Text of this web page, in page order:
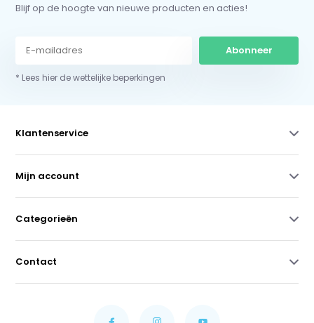
Blijf op de hoogte van nieuwe producten en acties!
Abonneer
* Lees hier de wettelijke beperkingen
Klantenservice
Mijn account
Categorieën
Contact